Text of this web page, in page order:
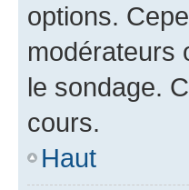
options.
modérateurs
le sondage.
cours.
Haut